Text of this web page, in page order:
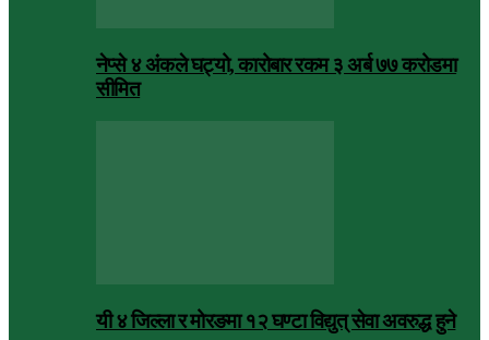
नेप्से ४ अंकले घट्यो, कारोबार रकम ३ अर्ब ७७ करोडमा
सीमित
यी ४ जिल्ला र मोरङमा १२ घण्टा विद्युत् सेवा अवरुद्ध हुने